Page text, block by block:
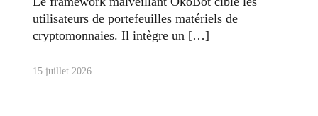
utilisateurs de portefeuilles matériels de
cryptomonnaies. Il intègre un
15 juillet 2026